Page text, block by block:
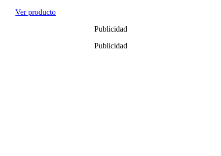
Ver producto
Publicidad
Publicidad